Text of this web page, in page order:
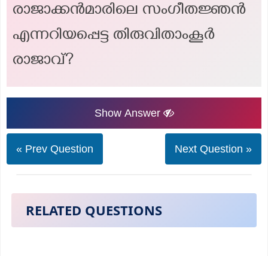
രാജാക്കൻമാരിലെ സംഗീതജ്ഞൻ
എന്നറിയപ്പെട്ട തിരുവിതാംകൂർ
രാജാവ്?
Show Answer
« Prev Question Next Question »
RELATED QUESTIONS